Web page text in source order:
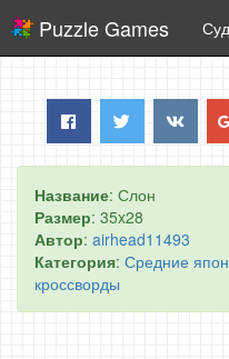
Puzzle Games
Название: Слон
Размер: 35x28
Автор: airhead11493
Категория: Средние
кроссворды